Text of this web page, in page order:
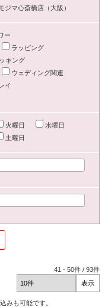
ジマ心斎橋店（大阪）
ー
ラッピング
キング
ウェディング関連
イ
火曜日
水曜日
土曜日
41 -50件 /93件
みも可能です。